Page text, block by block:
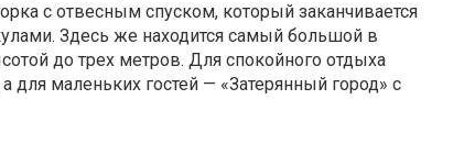
с отвесным спуском, который заканчивается
Здесь же находится самый большой в
до трех метров. Для спокойного отдыха
маленьких гостей — «Затерянный город» с